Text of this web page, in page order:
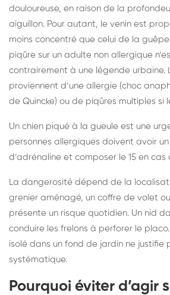
douloureuse, en raison de la
aiguillon. Pour autant, le venin est
moins concentré que celui de la guêpe
piqûre sur un adulte non allergique
contrairement à une légende urbaine.
proviennent d’une allergie (choc
de Quincke) ou de piqûres multiples si
Un chien piqué à la gueule est une
personnes allergiques doivent avoir
d’adrénaline et composer le 15 en cas
La dangerosité dépend de la
grenier aménagé, un coffre de volet
présente un risque quotidien. Un nid
conduire les frelons à perforer le placo.
isolé dans un fond de jardin ne justifie
systématique.
Pourquoi éviter d’agir